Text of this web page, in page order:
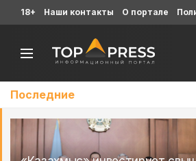
Последние
18+ Наши контакты О портале